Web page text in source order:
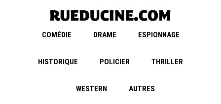
COMÉDIE DRAME ESPIONNAGE
HISTORIQUE POLICIER THRILLER
WESTERN AUTRES